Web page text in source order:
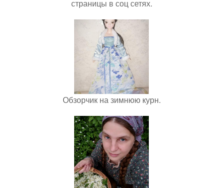
страницы в соц сетях.
Обзорчик на зимнюю курн.